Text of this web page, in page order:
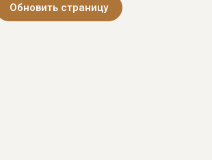
Обновить страницу